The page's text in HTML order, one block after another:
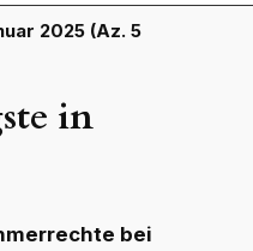
2025 (Az. 5
in
bei